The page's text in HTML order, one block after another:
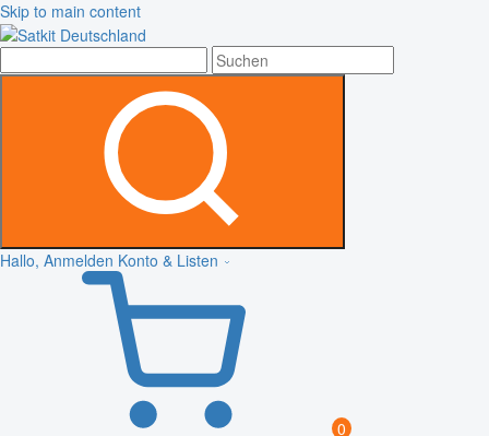
Skip to main content
Hallo, Anmelden Konto & Listen
0